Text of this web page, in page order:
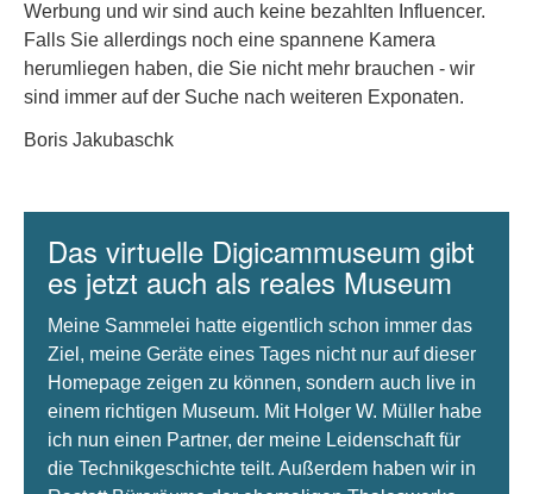
Werbung und wir sind auch keine bezahlten Influencer.
Falls Sie allerdings noch eine spannene Kamera
herumliegen haben, die Sie nicht mehr brauchen - wir
sind immer auf der Suche nach weiteren Exponaten.
Boris Jakubaschk
Das virtuelle Digicammuseum gibt
es jetzt auch als reales Museum
Meine Sammelei hatte eigentlich schon immer das
Ziel, meine Geräte eines Tages nicht nur auf dieser
Homepage zeigen zu können, sondern auch live in
einem richtigen Museum. Mit Holger W. Müller habe
ich nun einen Partner, der meine Leidenschaft für
die Technikgeschichte teilt. Außerdem haben wir in